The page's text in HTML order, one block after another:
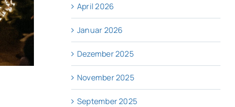
April 2026
Januar 2026
Dezember 2025
November 2025
September 2025